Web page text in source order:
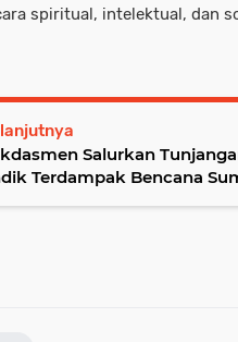
spiritual, intelektual, dan
Salurkan
Terdampak Bencana